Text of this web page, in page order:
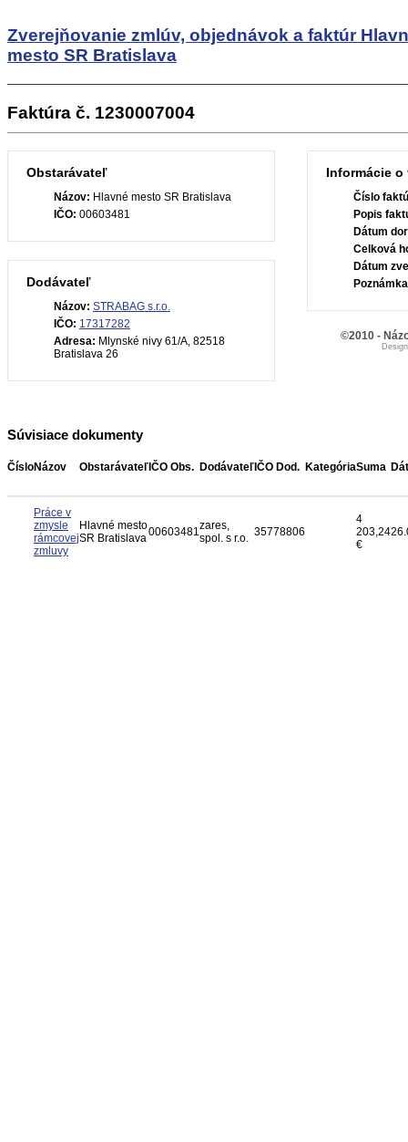
Zverejňovanie zmlúv, objednávok a faktúr
mesto SR Bratislava
Faktúra č. 1230007004
Obstarávateľ
Názov: Hlavné mesto SR Bratislava
IČO: 00603481
Dodávateľ
Názov: STRABAG s.r.o.
IČO: 17317282
Adresa: Mlynské nivy 61/A, 82518
Bratislava 26
Informácie o
Číslo
Popis
Dátum
Celková
Dátum
Súvisiace dokumenty
ČísloNázov Obstarávateľ IČO Obs. Dodávateľ IČO Dod. KategóriaSuma
Práce v
zmysle
rámcovej
zmluvy
Hlavné mesto
SR Bratislava00603481zares,
spol. s r.o. 35778806
4
203,24
€
©2010 -